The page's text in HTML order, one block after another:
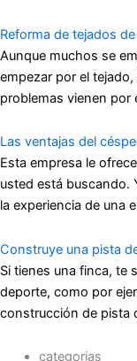
Reforma de tejados
Aunque muchos se
empezar por el
problemas vienen por
Las ventajas del
Esta empresa le
usted está buscando.
la experiencia de una
Construye una pista
Si tienes una finca, te
deporte, como por
construcción de pista
categorias